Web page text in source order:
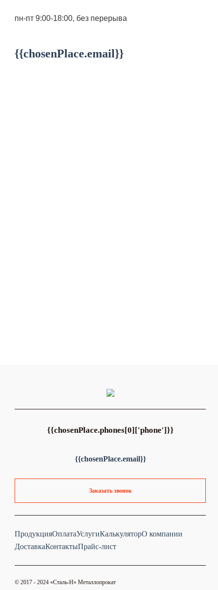
{{chosenPlace.email}}
пн-пт 9:00-18:00, без перерыва
ПродукцияОплатаУслугиКалькуляторО компании
ДоставкаКонтактыПрайс-лист
{{chosenPlace.phones[0]['phone']}}
{{chosenPlace.email}}
Заказать звонок
© 2017 - 2024 «Cталь-Н» Металлопрокат